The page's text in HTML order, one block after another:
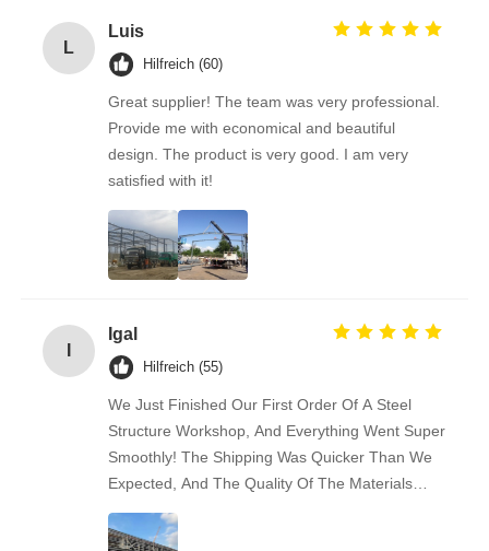
L
Luis
Hilfreich (60)
Great supplier! The team was very professional.
Provide me with economical and beautiful
design. The product is very good. I am very
satisfied with it!
Igal
Hilfreich (55)
We Just Finished Our First Order Of A Steel
Structure Workshop, And Everything Went Super
Smoothly! The Shipping Was Quicker Than We
Expected, And The Quality Of The Materials
Really Impressed Us — Solid And Well-made.
Communication Was Easy And Friendly